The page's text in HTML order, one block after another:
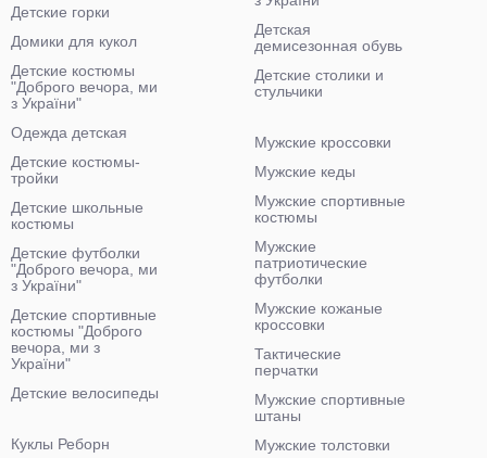
Детская
демисезонная обувь
Детские столики и
стульчики
Детские горки
Домики для кукол
Детские костюмы
"Доброго вечора, ми
з України"
Одежда детская
Детские костюмы-
тройки
Детские школьные
костюмы
Детские футболки
"Доброго вечора, ми
з України"
Детские спортивные
костюмы "Доброго
вечора, ми з
України"
Детские велосипеды
Мужские кроссовки
Мужские кеды
Мужские спортивные
костюмы
Мужские
патриотические
футболки
Мужские кожаные
кроссовки
Тактические
перчатки
Мужские спортивные
штаны
Мужские толстовки
Куклы Реборн